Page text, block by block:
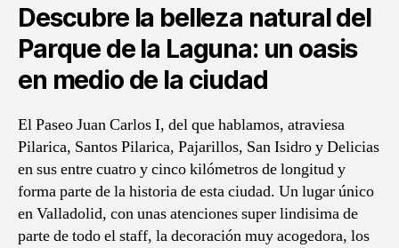
Descubre la belleza natural del
Parque de la Laguna: un oasis
en medio de la ciudad
El Paseo Juan Carlos I, del que hablamos, atraviesa
Pilarica, Santos Pilarica, Pajarillos, San Isidro y Delicias
en sus entre cuatro y cinco kilómetros de longitud y
forma parte de la historia de esta ciudad. Un lugar único
en Valladolid, con unas atenciones super lindisima de
parte de todo el staff, la decoración muy acogedora, los